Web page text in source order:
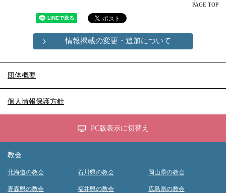
PAGE TOP
情報掲載の変更・追加について
団体概要
個人情報保護方針
PC版表示に切替え
教会
北海道の教会
青森県の教会
石川県の教会
福井県の教会
岡山県の教会
広島県の教会